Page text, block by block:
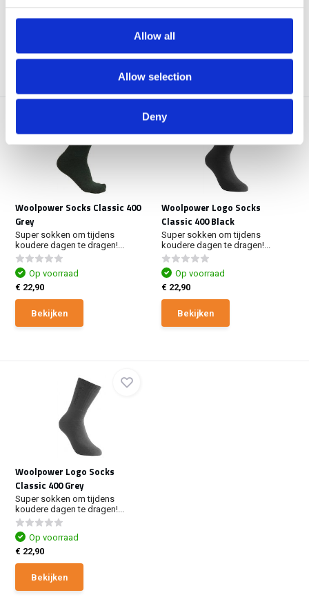
Allow all
Allow selection
Deny
€ 28,90
Woolpower Socks Classic 400
Grey
Super sokken om tijdens
koudere dagen te dragen!...
Op voorraad
€ 22,90
Bekijken
Woolpower Logo Socks
Classic 400 Black
Super sokken om tijdens
koudere dagen te dragen!...
Op voorraad
€ 22,90
Bekijken
Woolpower Logo Socks
Classic 400 Grey
Super sokken om tijdens
koudere dagen te dragen!...
Op voorraad
€ 22,90
Bekijken